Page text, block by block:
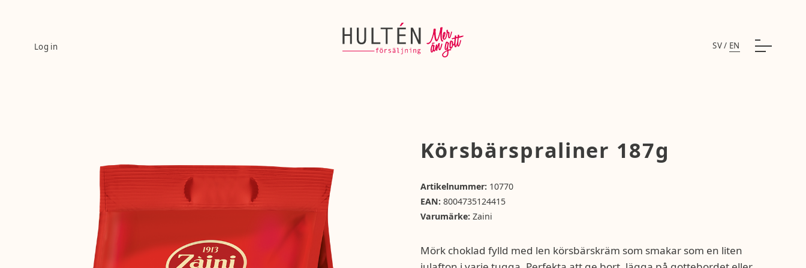
Log in SV/ EN
Körsbärspraliner 187g
Artikelnummer:10770
EAN:8004735124415
Varumärke:Zaini
Mörk choklad fylld med len körsbärskräm som smakar som en liten